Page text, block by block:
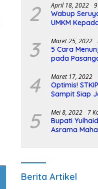
2 April 18, 2022
Wabup
UMKM
3 Maret 25, 2022
5 Cara
pada
4 Maret 17, 2022
Optimis!
Sampit Siap
5 Mei 8, 2022 7
Bupati
Asrama
Berita Artikel